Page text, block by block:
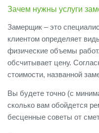
Зачем нужны услуги
Замерщик – это
клиентом определяет
физические объемы
обсчитывает цену.
стоимости, названной
Вы будете точно (с
сколько вам обойдется
бесценные советы от